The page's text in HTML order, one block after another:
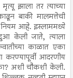
झाला तर त्याच्या
बाकी मालमत्तेची
आहे. इस्लाममध्ये
केली जाते, त्याला
काळात एका
करण्यापूर्वी आदरणीय
अशी चौकशी केली.